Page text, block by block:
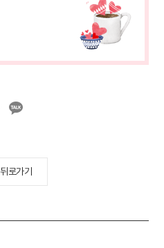
카카오톡
뒤로가기